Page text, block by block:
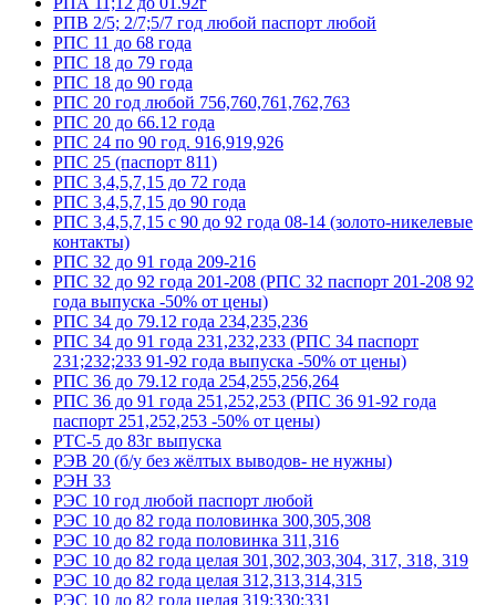
РПВ 2/5; 2/7;5/7 год любой паспорт любой
РПС 11 до 68 года
РПС 18 до 79 года
РПС 18 до 90 года
РПС 20 год любой 756,760,761,762,763
РПС 20 до 66.12 года
РПС 24 по 90 год. 916,919,926
РПС 25 (паспорт 811)
РПС 3,4,5,7,15 до 72 года
РПС 3,4,5,7,15 до 90 года
РПС 3,4,5,7,15 с 90 до 92 года 08-14 (золото-никелевые
контакты)
РПС 32 до 91 года 209-216
РПС 32 до 92 года 201-208 (РПС 32 паспорт 201-208 92
года выпуска -50% от цены)
РПС 34 до 79.12 года 234,235,236
РПС 34 до 91 года 231,232,233 (РПС 34 паспорт
231;232;233 91-92 года выпуска -50% от цены)
РПС 36 до 79.12 года 254,255,256,264
РПС 36 до 91 года 251,252,253 (РПС 36 91-92 года
паспорт 251,252,253 -50% от цены)
РТС-5 до 83г выпуска
РЭВ 20 (б/у без жёлтых выводов- не нужны)
РЭН 33
РЭС 10 год любой паспорт любой
РЭС 10 до 82 года половинка 300,305,308
РЭС 10 до 82 года половинка 311,316
РЭС 10 до 82 года целая 301,302,303,304, 317, 318, 319
РЭС 10 до 82 года целая 312,313,314,315
РЭС 10 до 82 года целая 319;330;331